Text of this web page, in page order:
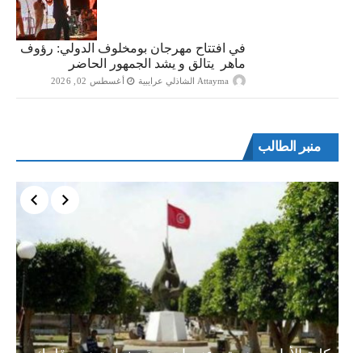
في افتتاح مهرجان بومخلوف الدولي: رؤوف
ماهر يتالق و يشد الجمهور الحاضر
Attayma الشاذلي عرايبية أغسطس 02, 2026
منبر الطالب